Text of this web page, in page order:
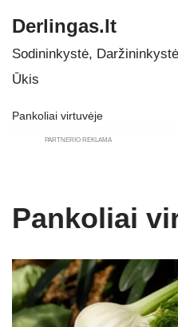
Skip
to
Derlingas.lt
Sodininkystė,
Ūkis
Pankoliai virtuvėje
PARTNERIO REKLAMA
Pankoliai